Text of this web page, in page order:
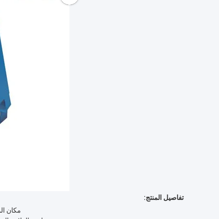
تفاصيل المنتج:
مكان